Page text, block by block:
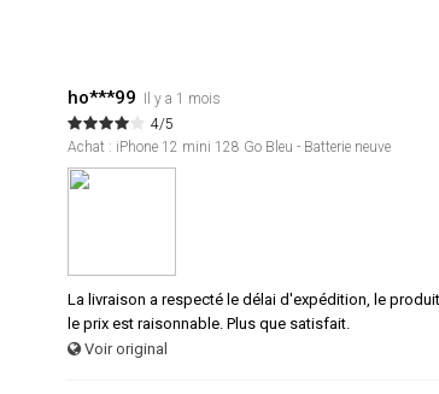
ho***99 Il y a 1 mois
4/5
Achat : iPhone 12 mini 128 Go Bleu - Batterie neuve
La livraison a respecté le délai d'expédition, le
le prix est raisonnable. Plus que satisfait.
Voir original